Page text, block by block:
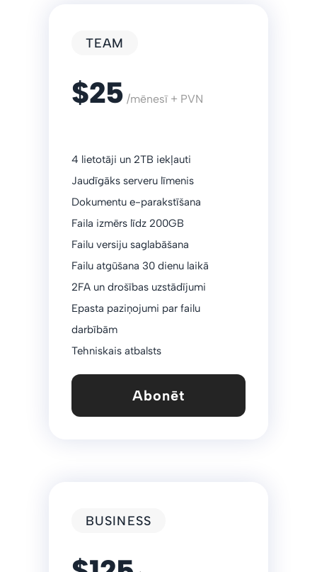
TEAM
$25 /mēnesī + PVN
4 lietotāji un 2TB iekļauti
Jaudīgāks serveru līmenis
Dokumentu e-parakstīšana
Faila izmērs līdz 200GB
Failu versiju saglabāšana
Failu atgūšana 30 dienu laikā
2FA un drošības uzstādījumi
Epasta paziņojumi par failu
darbībām
Tehniskais atbalsts
Abonēt
BUSINESS